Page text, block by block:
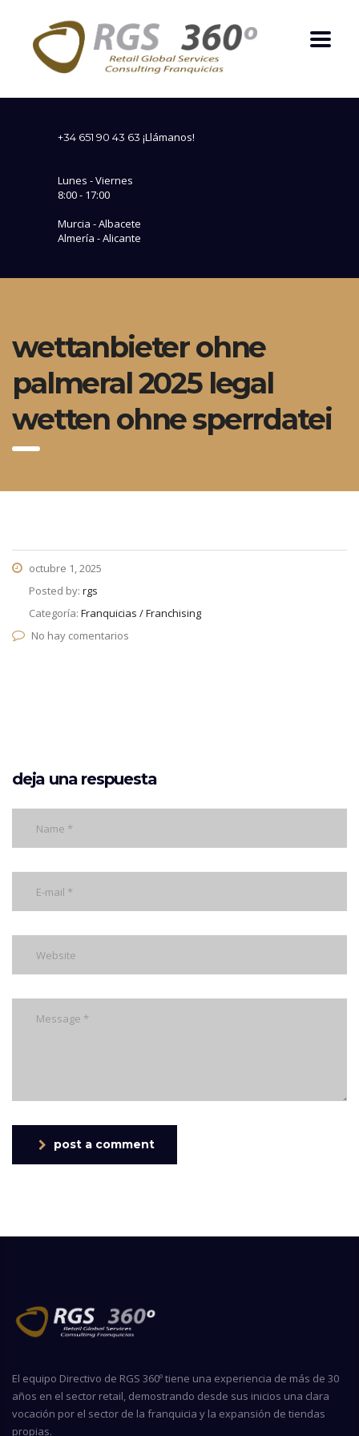
+34 651 90 43 63 ¡Llámanos!
Lunes - Viernes
8:00 - 17:00
Murcia - Albacete
Almería - Alicante
wettanbieter ohne
palmeral 2025 legal
wetten ohne sperrdatei
octubre 1, 2025
Posted by: rgs
Categoría: Franquicias / Franchising
No hay comentarios
deja una respuesta
post a comment
El equipo Directivo de RGS 360º tiene una experiencia de más de 30
años en el sector retail, demostrando desde sus inicios una clara
vocación por el sector de la franquicia y la expansión de tiendas
propias.